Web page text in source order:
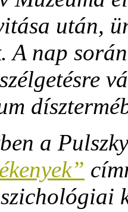
után,
A nap
a